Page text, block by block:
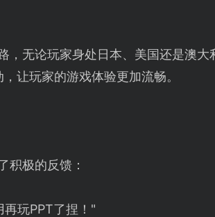
，无论玩家身处日本、美国还是澳
让玩家的游戏体验更加流畅。
积极的反馈：
玩PPT了捏！"